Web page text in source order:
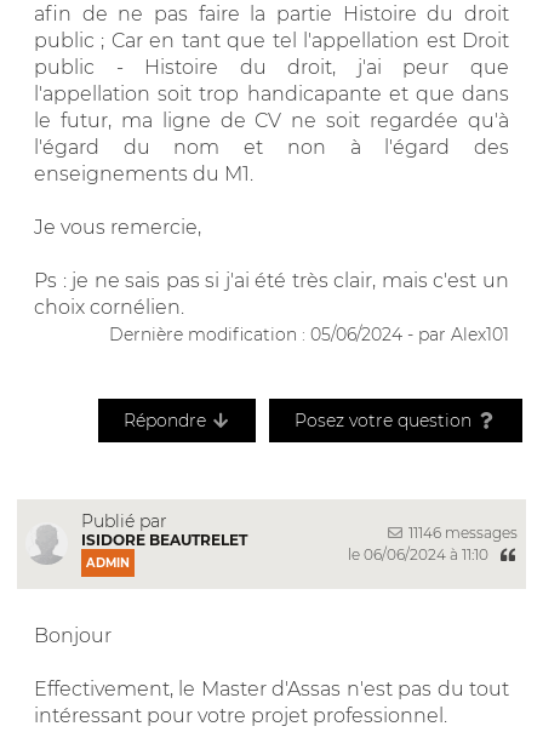
afin de ne pas faire la partie Histoire du droit
public ; Car en tant que tel l'appellation est Droit
public - Histoire du droit, j'ai peur que
l'appellation soit trop handicapante et que dans
le futur, ma ligne de CV ne soit regardée qu'à
l'égard du nom et non à l'égard des
enseignements du M1.
Je vous remercie,
Ps : je ne sais pas si j'ai été très clair, mais c'est un
choix cornélien.
Dernière modification : 05/06/2024 - par Alex101
Répondre Posez votre question
Publié par
ISIDORE BEAUTRELET
ADMIN
11146 messages
le 06/06/2024 à 11:10
Bonjour
Effectivement, le Master d'Assas n'est pas du tout
intéressant pour votre projet professionnel.